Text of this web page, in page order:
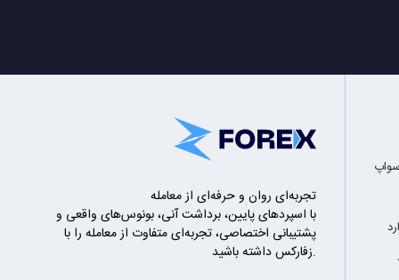
تجربه‌ای روان و حرفه‌ای از معامله
با اسپردهای پایین، برداشت آنی، بونوس‌های واقعی و
پشتیبانی اختصاصی، تجربه‌ای متفاوت از معامله را با
زفارکس داشته باشید.